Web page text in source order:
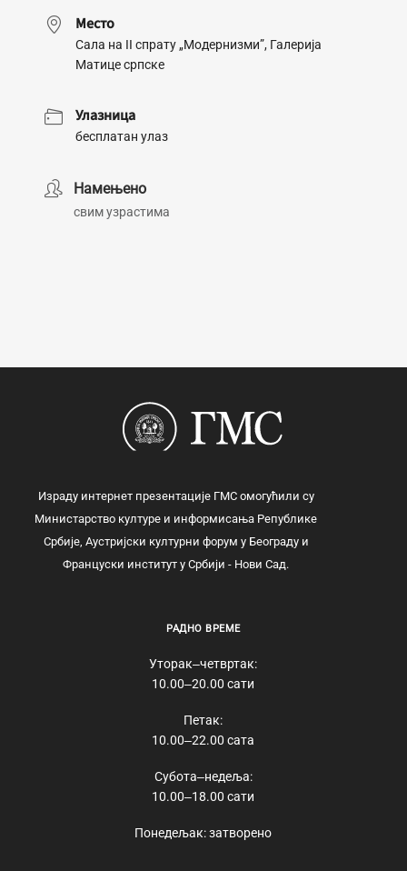
Место
Сала на II спрату „Модернизми”, Галерија
Матице српске
Улазница
бесплатан улаз
Намењено
свим узрастима
Израду интернет презентације ГМС омогућили су
Министарство културе и информисања Републике
Србије, Аустријски културни форум у Београду и
Француски институт у Србији - Нови Сад.
РАДНО ВРЕМЕ
Уторак‒четвртак:
10.00‒20.00 сати
Петак:
10.00‒22.00 сата
Субота‒недеља:
10.00‒18.00 сати
Понедељак: затворено